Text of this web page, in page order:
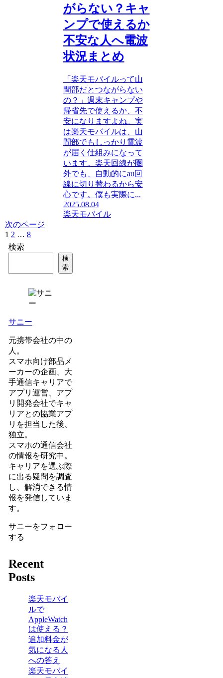
がらない？キャ
ンプで使えるか
不安な人へ電波
状況まとめ
「楽天モバイルって山
間部だとつながらない
の？」週末キャンプや
帰省先で使えるか、不
安になりますよね。実
は楽天モバイルは、山
間部でもしっかり電波
が届く仕組みになって
います。楽天回線が圏
外でも、自動的にau回
線に切り替わるから安
心です。僕も実際に...
2025.08.04
楽天モバイル
次のページ
1 2 … 8次
検索
検
索
サニー
元携帯会社の中の
人。
スマホ向け部品メ
ーカーの企画、大
手通信キャリアで
アプリ運営、アプ
リ開発会社でキャ
リアとの協業アプ
リを担当した後、
独立。
スマホの通信会社
の情報を研究中。
キャリアを選ぶ際
に出る疑問を調査
し、解消できる情
報を発信していま
す。
サニーをフォロー
する
Recent
Posts
楽天モバイ
ルで
AppleWatch
は使える？
追加料金が
気になる人
への答え
楽天モバイ